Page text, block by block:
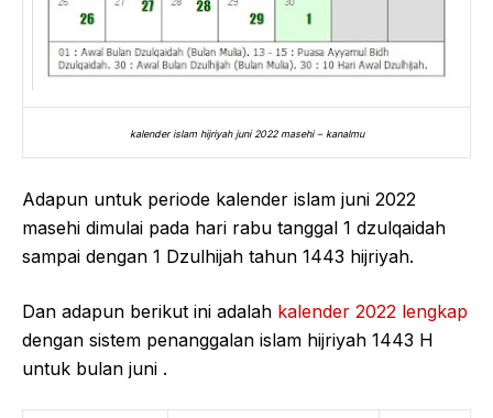
kalender islam hijriyah juni 2022 masehi – kanalmu
Adapun untuk periode kalender islam juni 2022
masehi dimulai pada hari rabu tanggal 1 dzulqaidah
sampai dengan 1 Dzulhijah tahun 1443 hijriyah.
Dan adapun berikut ini adalah kalender 2022 lengkap
dengan sistem penanggalan islam hijriyah 1443 H
untuk bulan juni .